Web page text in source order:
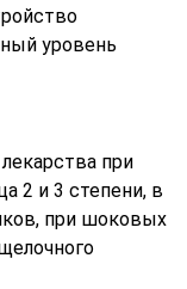
уровень
при
2 и 3 степени, в
при шоковых